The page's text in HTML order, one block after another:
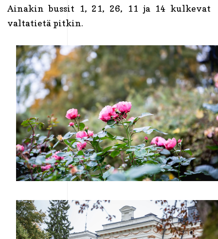
Ainakin bussit 1, 21, 26, 11 ja 14 kulkevat
valtatietä pitkin.